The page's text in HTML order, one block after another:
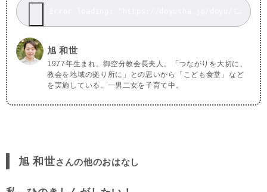
旭 和世
1977年生まれ。御空分教会長夫人。「つながりを大切に、
教会を地域の拠り所に」との思いから「こども食堂」など
を実施している。一男二女を子育て中。
旭 和世さんの他のおはなし